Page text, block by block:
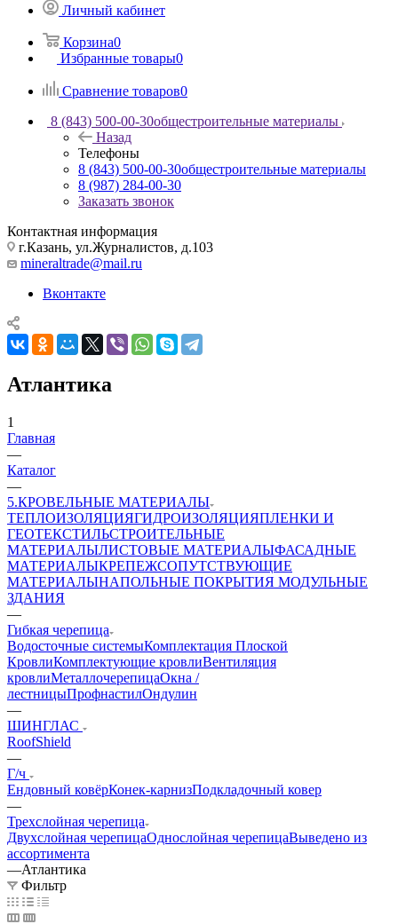
Личный кабинет
Корзина0
Избранные товары0
Сравнение товаров0
8 (843) 500-00-30общестроительные материалы
Назад
Телефоны
8 (843) 500-00-30общестроительные материалы
8 (987) 284-00-30
Заказать звонок
Контактная информация
г.Казань, ул.Журналистов, д.103
mineraltrade@mail.ru
Вконтакте
Атлантика
1
Главная
—
Каталог
—
5.КРОВЕЛЬНЫЕ МАТЕРИАЛЫ
ТЕПЛОИЗОЛЯЦИЯГИДРОИЗОЛЯЦИЯПЛЕНКИ И
ГЕОТЕКСТИЛЬСТРОИТЕЛЬНЫЕ
МАТЕРИАЛЫЛИСТОВЫЕ МАТЕРИАЛЫФАСАДНЫЕ
МАТЕРИАЛЫКРЕПЕЖСОПУТСТВУЮЩИЕ
МАТЕРИАЛЫНАПОЛЬНЫЕ ПОКРЫТИЯ МОДУЛЬНЫЕ
ЗДАНИЯ
—
Гибкая черепица
Водосточные системыКомплектация Плоской
КровлиКомплектующие кровлиВентиляция
кровлиМеталлочерепицаОкна /
лестницыПрофнастилОндулин
—
ШИНГЛАС
RoofShield
—
Г/ч
Ендовный ковёрКонек-карнизПодкладочный ковер
—
Трехслойная черепица
Двухслойная черепицаОднослойная черепицаВыведено из
ассортимента
—Атлантика
Фильтр